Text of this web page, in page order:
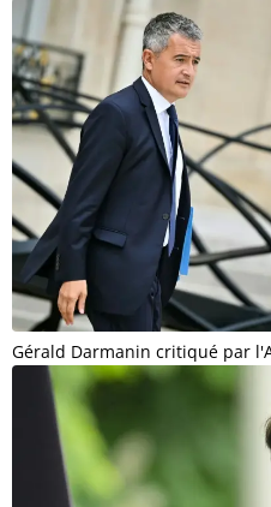
Gérald Darmanin critiqué par